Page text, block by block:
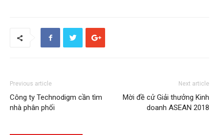
Previous article
Công ty Technodigm cần tìm
nhà phân phối
Next article
Mời đề cử Giải thưởng Kinh
doanh ASEAN 2018